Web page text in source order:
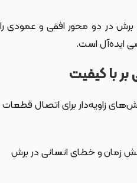
برش در دو محور افقی و عمودی را
ایده‌آل است.
با کیفیت
زاویه‌دار برای اتصال قطعات
زمان و خطای انسانی در برش